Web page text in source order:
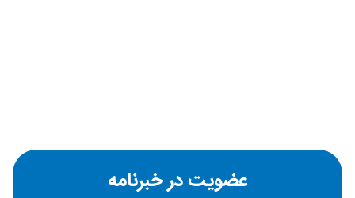
عضویت در خبرنامه